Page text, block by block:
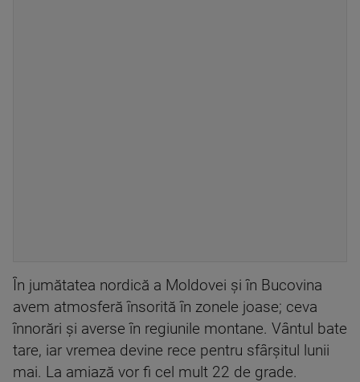
În jumătatea nordică a Moldovei și în Bucovina
avem atmosferă însorită în zonele joase; ceva
înnorări și averse în regiunile montane. Vântul bate
tare, iar vremea devine rece pentru sfârșitul lunii
mai. La amiază vor fi cel mult 22 de grade.